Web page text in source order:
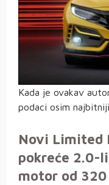
Kada je ovakav
podaci osim
Novi Limited
pokreće 2.0-
motor od 320